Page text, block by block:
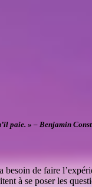
paie. » – Benjamin
besoin de faire
à se poser les